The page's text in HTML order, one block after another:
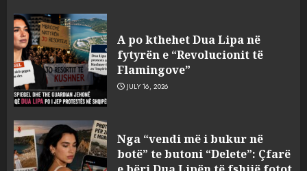
A po kthehet Dua Lipa në
fytyrën e “Revolucionit të
Flamingove”
JULY 16, 2026
Nga “vendi më i bukur në
botë” te butoni “Delete”: Çfarë
degjeneron në zjarrvënie në
Vlorë, arrestohet 33-vjeçari